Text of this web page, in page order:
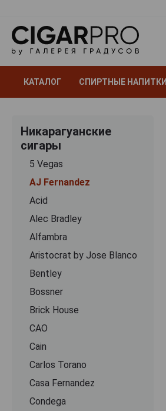
КАТАЛОГ СПИРТНЫЕ НАПИТКИ
Никарагуанские
сигары
5 Vegas
AJ Fernandez
Acid
Alec Bradley
Alfambra
Aristocrat by Jose Blanco
Bentley
Bossner
Brick House
CAO
Cain
Carlos Torano
Casa Fernandez
Condega